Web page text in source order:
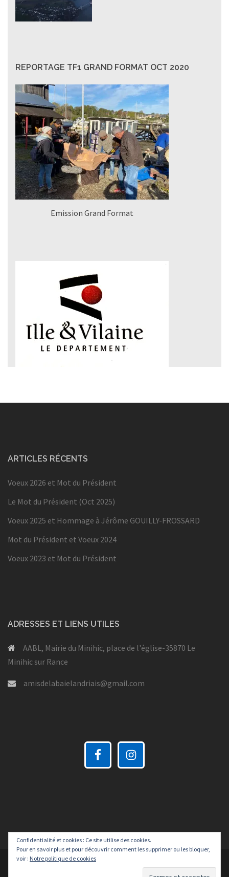
REPORTAGE TF1 GRAND FORMAT OCT 2020
Emission Grand Format
ARTICLES RÉCENTS
Voeux 2026 et Mot du Président
Le Mot du Président (Oct 2025)
Voeux 2025 et Hommage à Jérôme GOUILLY-FROSSARD
Mot du Président et Voeux 2024
Voeux 2023 et Mot du Président
ADRESSES ET LIENS UTILES
AABL, Mairie du Minihic, place de l'église-35870 Le
Minihic sur Rance
amisdelabaielandriais@gmail.com
Thème :Sydneypar
Confidentialité et cookies : Ce site utilise des cookies.
Pour en savoir plus et pour découvrir comment les supprimer ou les bloquer,
voir : Notre politique de cookies